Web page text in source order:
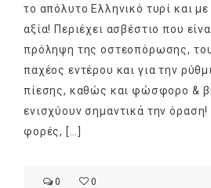
το απόλυτο Ελληνικό τυρί και
αξία! Περιέχει ασβέστιο που
πρόληψη της οστεοπόρωσης,
παχέος εντέρου και για την
πίεσης, καθώς και φώσφορο &
ενισχύουν σημαντικά την όραση!
φορές, […]
0
0